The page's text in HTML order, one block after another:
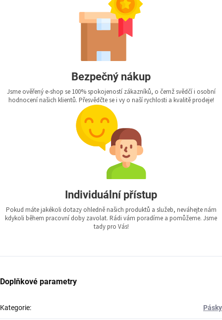
Bezpečný nákup
Jsme ověřený e-shop se 100% spokojeností zákazníků, o čemž svědčí i osobní
hodnocení našich klientů. Přesvědčte se i vy o naší rychlosti a kvalitě prodeje!
Individuální přístup
Pokud máte jakékoli dotazy ohledně našich produktů a služeb, neváhejte nám
kdykoli během pracovní doby zavolat. Rádi vám poradíme a pomůžeme. Jsme
tady pro Vás!
Doplňkové parametry
Kategorie: Pásky